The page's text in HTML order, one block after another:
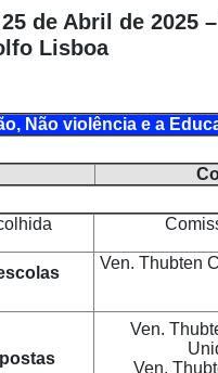
de Abril de 2025
Lisboa
Não violência e a
Ven. Thubten
Ven.
Ven.